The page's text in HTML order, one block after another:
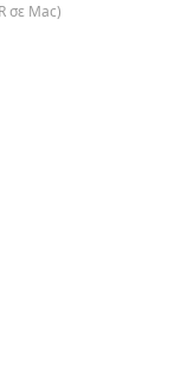
σε Mac)